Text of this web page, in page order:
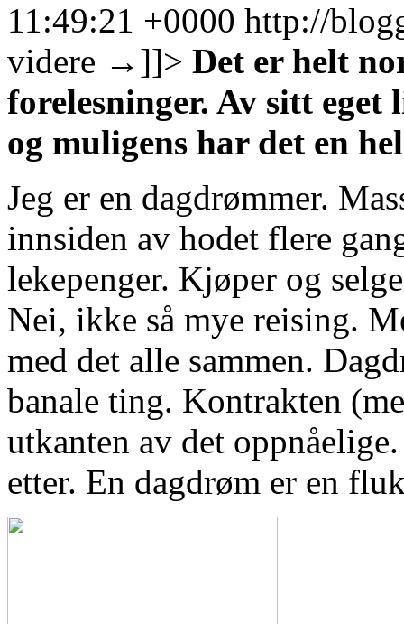
11:49:21 +0000 http://
videre → ]]> Det er helt
forelesninger. Av sitt
og muligens har det en
Jeg er en dagdrømmer.
innsiden av hodet flere
lekepenger. Kjøper og
Nei, ikke så mye reising.
med det alle sammen.
banale ting. Kontrakten
utkanten av det
etter. En dagdrøm er en